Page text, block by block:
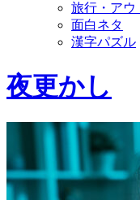
旅行・アウ
面白ネタ
漢字パズル
夜更かし